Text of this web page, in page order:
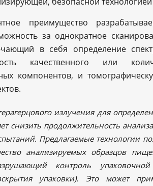
преимущество
за однократное
в себя определение
качественного или
компонентов, и
излучения для
снизить продолжительность
Предлагаемые технологии
анализируемых образцов
контроль
упаковки). Это может